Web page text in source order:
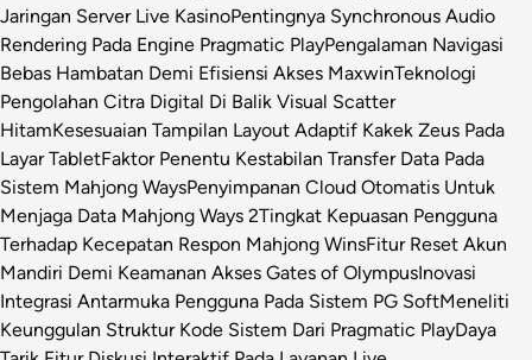
Jaringan Server Live KasinoPentingnya Synchronous Audio
Rendering Pada Engine Pragmatic PlayPengalaman Navigasi
Bebas Hambatan Demi Efisiensi Akses MaxwinTeknologi
Pengolahan Citra Digital Di Balik Visual Scatter
HitamKesesuaian Tampilan Layout Adaptif Kakek Zeus Pada
Layar TabletFaktor Penentu Kestabilan Transfer Data Pada
Sistem Mahjong WaysPenyimpanan Cloud Otomatis Untuk
Menjaga Data Mahjong Ways 2Tingkat Kepuasan Pengguna
Terhadap Kecepatan Respon Mahjong WinsFitur Reset Akun
Mandiri Demi Keamanan Akses Gates of OlympusInovasi
Integrasi Antarmuka Pengguna Pada Sistem PG SoftMeneliti
Keunggulan Struktur Kode Sistem Dari Pragmatic PlayDaya